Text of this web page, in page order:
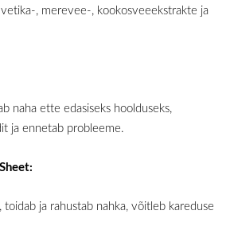
vetika-, merevee-, kookosveeekstrakte ja
naha ette edasiseks hoolduseks,
ja ennetab probleeme.
toidab ja rahustab nahka, võitleb kareduse